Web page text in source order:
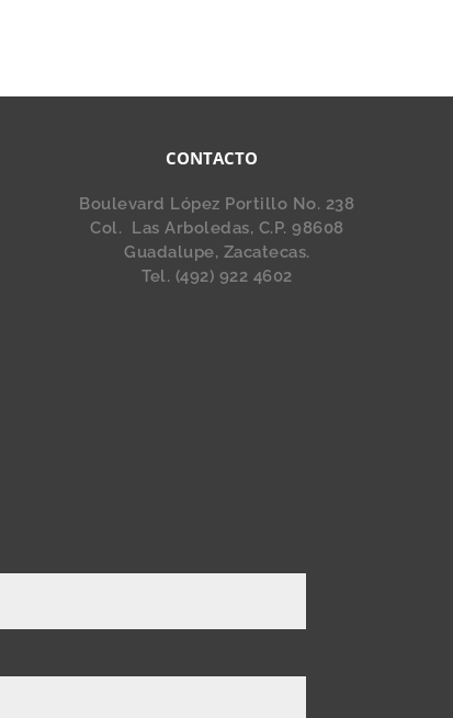
CONTACTO
Boulevard López Portillo No. 238
Col. Las Arboledas, C.P. 98608
Guadalupe, Zacatecas.
Tel. (492) 922 4602